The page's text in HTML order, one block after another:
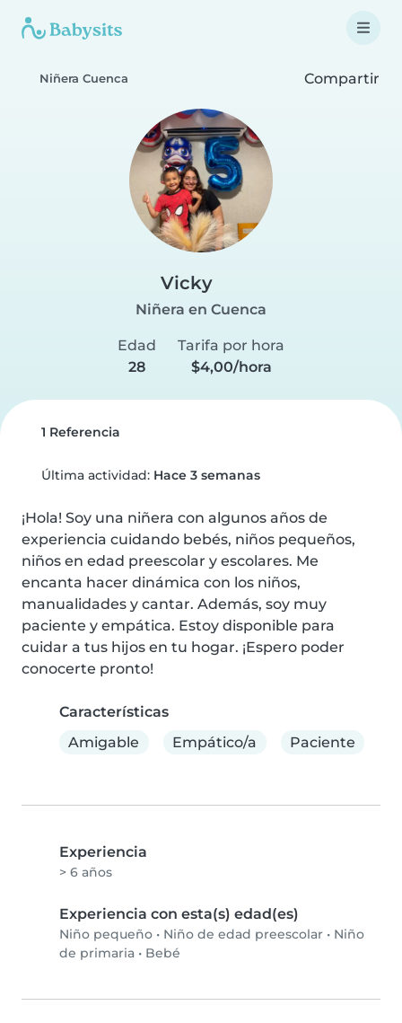
Niñera Cuenca Compartir
Vicky
Niñera en Cuenca
Edad
28
Tarifa por hora
$4,00/hora
1 Referencia
Última actividad: Hace 3 semanas
¡Hola! Soy una niñera con algunos años de
experiencia cuidando bebés, niños pequeños,
niños en edad preescolar y escolares. Me
encanta hacer dinámica con los niños,
manualidades y cantar. Además, soy muy
paciente y empática. Estoy disponible para
cuidar a tus hijos en tu hogar. ¡Espero poder
conocerte pronto!
Características
Amigable
Empático/a Paciente
Experiencia
> 6 años
Experiencia con esta(s) edad(es)
Niño pequeño • Niño de edad preescolar • Niño
de primaria • Bebé